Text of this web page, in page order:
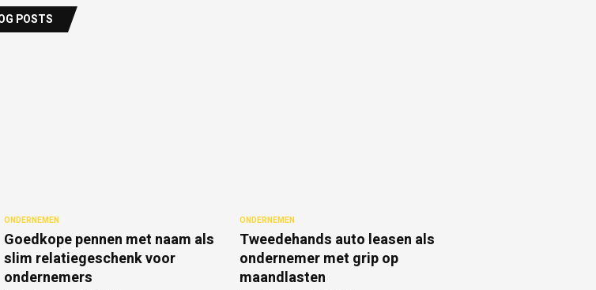
POSTS
ONDERNEMEN
Goedkope pennen met naam als
slim relatiegeschenk voor
ondernemers
ONDERNEMEN
Tweedehands auto leasen als
ondernemer met grip op
maandlasten